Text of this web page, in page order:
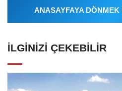
ANASAYFAYA DÖNMEK
İLGINIZI ÇEKEBILIR